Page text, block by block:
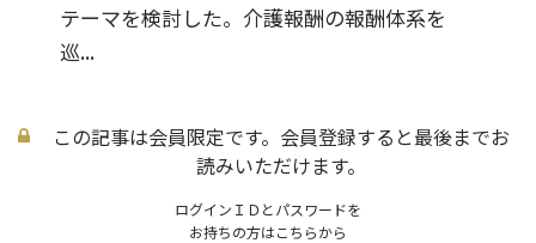
テーマを検討した。介護報酬の報酬体系を
巡...
この記事は会員限定です。会員登録すると最後までお
読みいただけます。
ログインＩＤとパスワードを
お持ちの方はこちらから